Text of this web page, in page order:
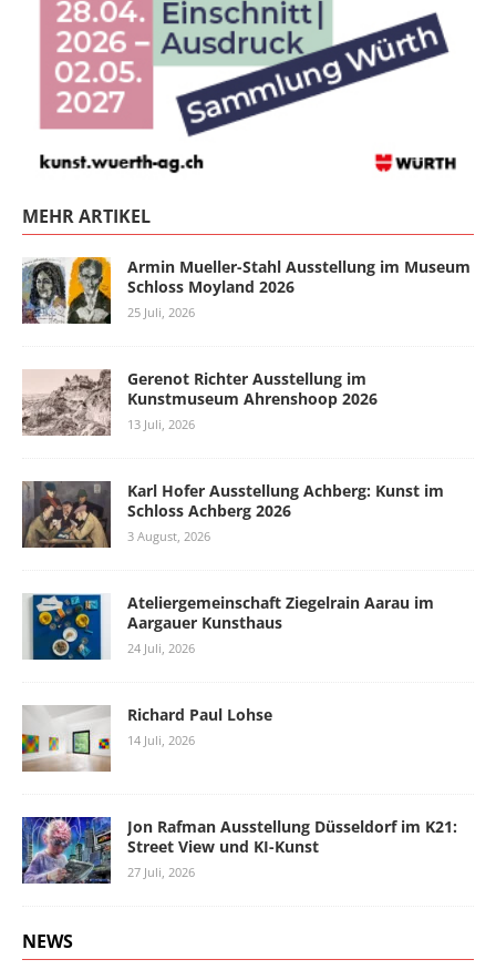
MEHR ARTIKEL
Armin Mueller-Stahl Ausstellung im Museum
Schloss Moyland 2026
25 Juli, 2026
Gerenot Richter Ausstellung im
Kunstmuseum Ahrenshoop 2026
13 Juli, 2026
Karl Hofer Ausstellung Achberg: Kunst im
Schloss Achberg 2026
3 August, 2026
Ateliergemeinschaft Ziegelrain Aarau im
Aargauer Kunsthaus
24 Juli, 2026
Richard Paul Lohse
14 Juli, 2026
Jon Rafman Ausstellung Düsseldorf im K21:
Street View und KI-Kunst
27 Juli, 2026
NEWS